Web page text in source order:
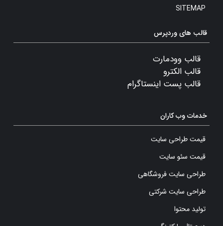
SITEMAP
قالب های وردپرس
قالب وودمارت
قالب الکترو
قالب پست اینستاگرام
خدمات وب کاران
قیمت طراحی سایت
قیمت سئو سایت
طراحی سایت فروشگاهی
طراحی سایت شرکتی
تولید محتوا